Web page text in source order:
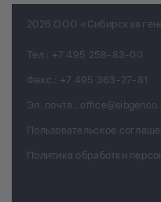
2026 ООО «Сибирская
Тел.: +7 495 258-83-00
Факс.: +7 495 363-27-81
Эл. почта.:
Пользовательское
Политика обработки